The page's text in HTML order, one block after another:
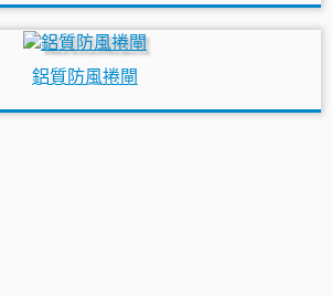
鋁質防風捲閘